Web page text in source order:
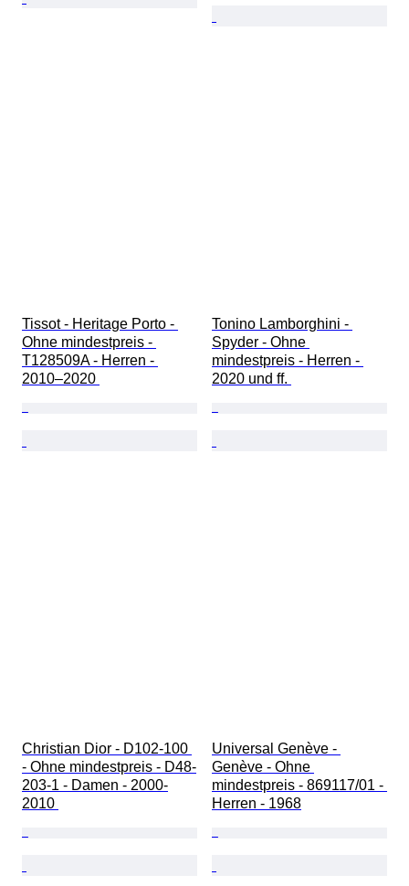
Tissot - Heritage Porto -
Ohne mindestpreis -
T128509A - Herren -
2010–2020
Tonino Lamborghini -
Spyder - Ohne
mindestpreis - Herren -
2020 und ff.
Christian Dior - D102-100
- Ohne mindestpreis - D48-
203-1 - Damen - 2000-
2010
Universal Genève -
Genève - Ohne
mindestpreis - 869117/01 -
Herren - 1968